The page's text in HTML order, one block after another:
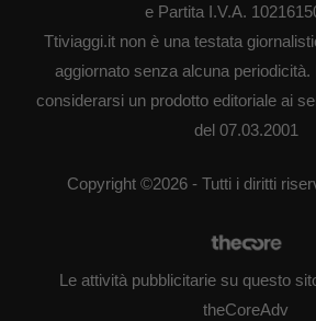
e Partita I.V.A.
Ttiviaggi.it non è una testata
aggiornato senza alcuna periodicità.
considerarsi un prodotto editoriale ai
del 07.03.2001
Copyright ©2026 - Tutti i diritti
Le attività pubblicitarie su questo
theCoreAdv